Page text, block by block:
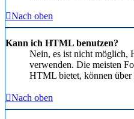
Nach oben
Kann ich HTML benutzen?
Nein, es ist nicht möglich,
verwenden. Die meisten
HTML bietet, können
Nach oben